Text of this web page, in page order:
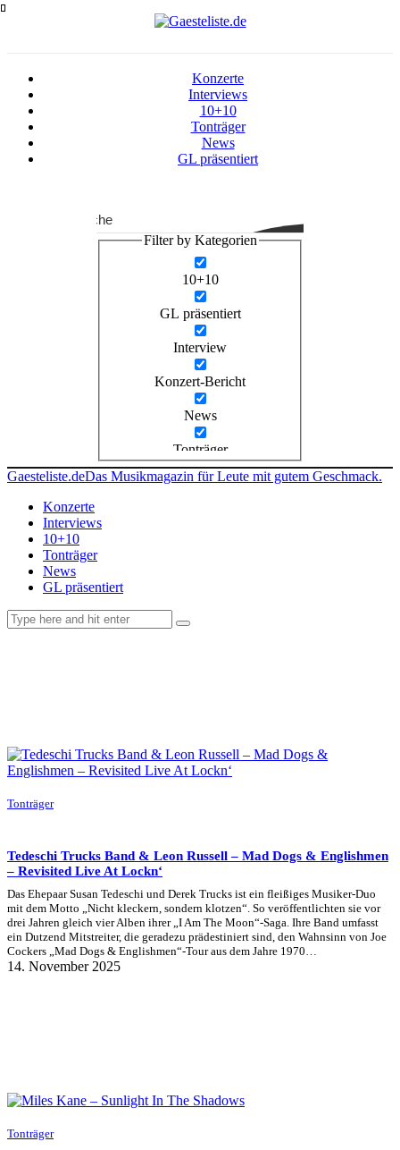
Konzerte
Interviews
10+10
Tonträger
News
GL präsentiert
Suche
Filter by Kategorien
10+10
GL präsentiert
Interview
Konzert-Bericht
News
Tonträger
Gaesteliste.deDas Musikmagazin für Leute mit gutem Geschmack.
Konzerte
Interviews
10+10
Tonträger
News
GL präsentiert
Tonträger
Tedeschi Trucks Band & Leon Russell – Mad Dogs & Englishmen
– Revisited Live At Lockn‘
Das Ehepaar Susan Tedeschi und Derek Trucks ist ein fleißiges Musiker-Duo
mit dem Motto „Nicht kleckern, sondern klotzen“. So veröffentlichten sie vor
drei Jahren gleich vier Alben ihrer „I Am The Moon“-Saga. Ihre Band umfasst
ein Dutzend Mitstreiter, die geradezu prädestiniert sind, den Wahnsinn von Joe
Cockers „Mad Dogs & Englishmen“-Tour aus dem Jahre 1970…
14. November 2025
Tonträger